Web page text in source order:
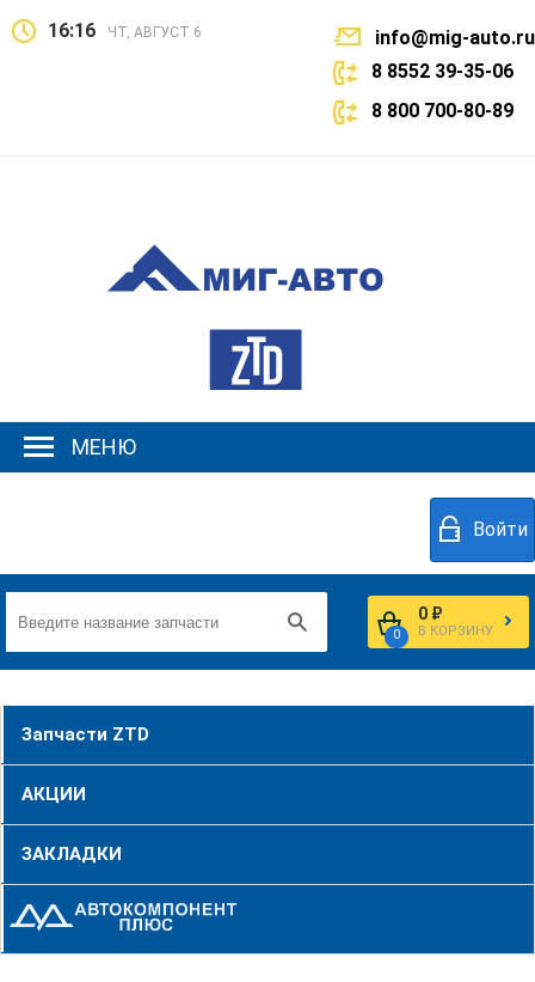
16:16 ЧТ, АВГУСТ 6
info@mig-auto.ru
8 8552 39-35-06
8 800 700-80-89
МЕНЮ
Войти
0
0 ₽
В КОРЗИНУ
Запчасти ZTD
АКЦИИ
ЗАКЛАДКИ